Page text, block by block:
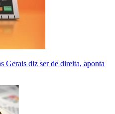
Gerais diz ser de direita, aponta